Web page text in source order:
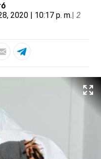
2020 | 10:17 p. m.| 2